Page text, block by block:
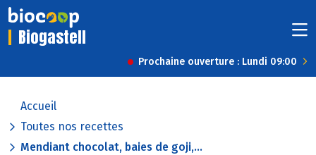
Biogastell
Prochaine ouverture : Lundi 09:00
Accueil
Toutes nos recettes
Mendiant chocolat, baies de goji,...